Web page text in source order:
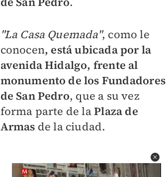
"La Casa Quemada", como le
conocen, está ubicada por la
avenida Hidalgo, frente al
monumento de los Fundadores
de San Pedro, que a su vez
forma parte de laPlaza de
Armas de la ciudad.